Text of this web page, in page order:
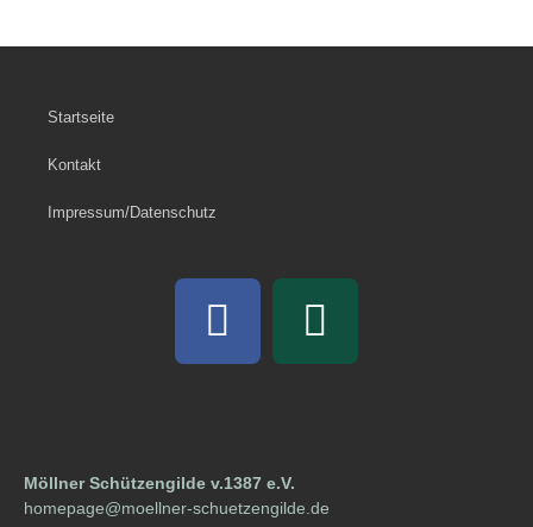
Startseite
Kontakt
Impressum/Datenschutz
Möllner Schützengilde v.1387 e.V.
homepage@moellner-schuetzengilde.de